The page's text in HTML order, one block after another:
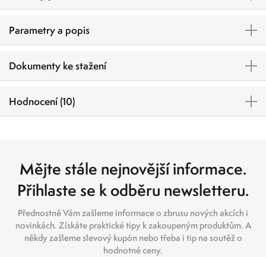
Parametry a popis
Dokumenty ke stažení
Hodnocení (10)
Mějte stále nejnovější informace.
Přihlaste se k odběru newsletteru.
Přednostně Vám zašleme informace o zbrusu nových akcích i
novinkách. Získáte praktické tipy k zakoupeným produktům. A
někdy zašleme slevový kupón nebo třeba i tip na soutěž o
hodnotné ceny.